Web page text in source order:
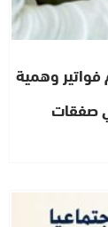
فواتير وهمية
صفقات